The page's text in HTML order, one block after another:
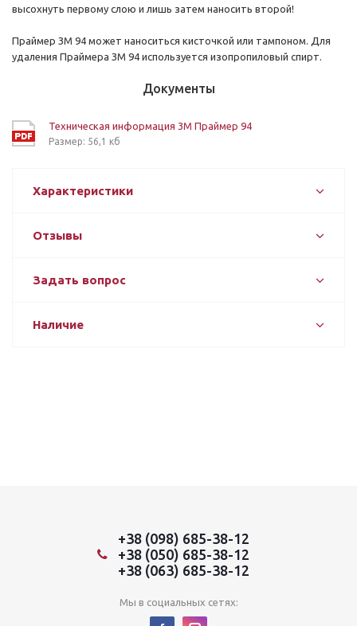
высохнуть первому слою и лишь затем наносить второй!
Праймер ЗМ 94 может наноситься кисточкой или тампоном. Для
удаления Праймера ЗМ 94 используется изопропиловый спирт.
Документы
Техническая информация 3M Праймер 94
Размер: 56,1 кб
Характеристики
Отзывы
Задать вопрос
Наличие
+38 (098) 685-38-12
+38 (050) 685-38-12
+38 (063) 685-38-12
Мы в социальных сетях: